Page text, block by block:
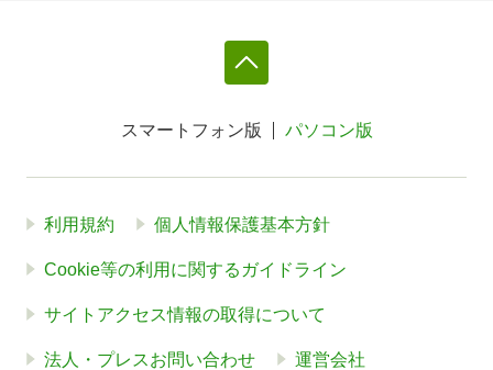
スマートフォン版 パソコン版
利用規約 個人情報保護基本方針
Cookie等の利用に関するガイドライン
サイトアクセス情報の取得について
法人・プレスお問い合わせ 運営会社